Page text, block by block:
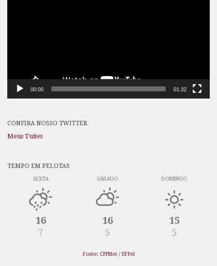
00:00 01:32
CONFIRA NOSSO TWITTER
Meus Tuítes
TEMPO EM PELOTAS
SEXTA
16
7
SÁBADO
16
5
DOMINGO
15
5
Fonte: CPPMet / UFPel